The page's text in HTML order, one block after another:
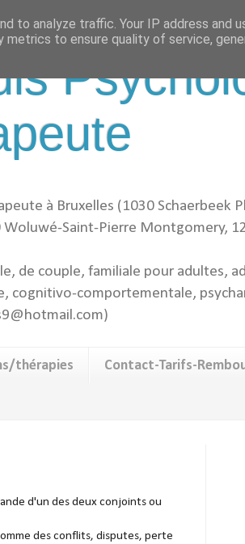
à Bruxelles (1030 Schaerbeek
Saint-Pierre Montgomery,
de couple, familiale pour adultes,
cognitivo-comportementale,
thérapies Contact-Tarifs-
d'un des deux conjoints ou
des conflits, disputes, perte
to analyze traffic. Your IP address and
to ensure quality of service,